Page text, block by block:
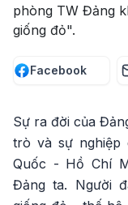
phòng TW Đảng
giống đỏ".
Facebook
Sự ra đời của
trò và sự nghiệp
Quốc - Hồ Chí
Đảng ta. Người